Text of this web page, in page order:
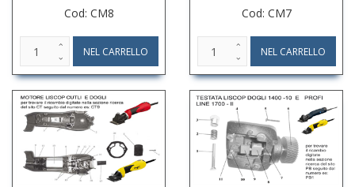
Cod: CM8
Cod: CM7